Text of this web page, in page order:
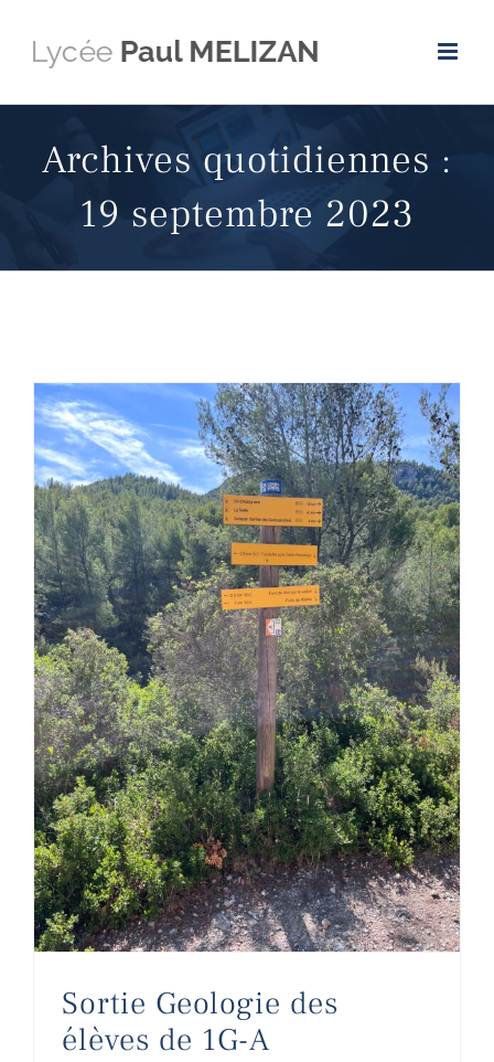
Archives quotidiennes :
19 septembre 2023
Sortie Geologie des
élèves de 1G-A